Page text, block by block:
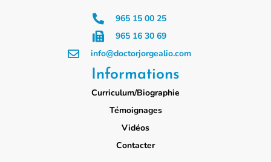
965 15 00 25
965 16 30 69
info@doctorjorgealio.com
Informations
Curriculum/Biographie
Témoignages
Vidéos
Contacter